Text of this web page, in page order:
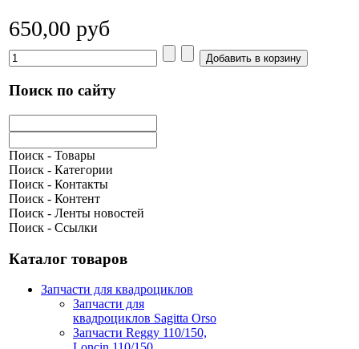
650,00 руб
Поиск по сайту
Поиск - Товары
Поиск - Категории
Поиск - Контакты
Поиск - Контент
Поиск - Ленты новостей
Поиск - Ссылки
Каталог товаров
Запчасти для квадроциклов
Запчасти для
квадроциклов Sagitta Orso
Запчасти Reggy 110/150,